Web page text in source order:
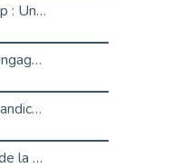
Emploi et Handicap : Une alliance de style entre Cap Emploi 92 et La Cravate Solidaire
Cap Emploi 92 s'engage pour la santé mentale : La formation PSSM au cœur de l'accompagnement
Recrutement et Handicap : Et si vous testiez avant de vous engager ?
Journée mondiale de la maladie de Parkinson : Mieux comprendre pour mieux accompagner